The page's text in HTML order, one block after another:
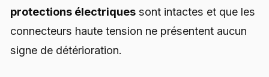
protections électriques sont intactes et que les
connecteurs haute tension ne présentent aucun
signe de détérioration.